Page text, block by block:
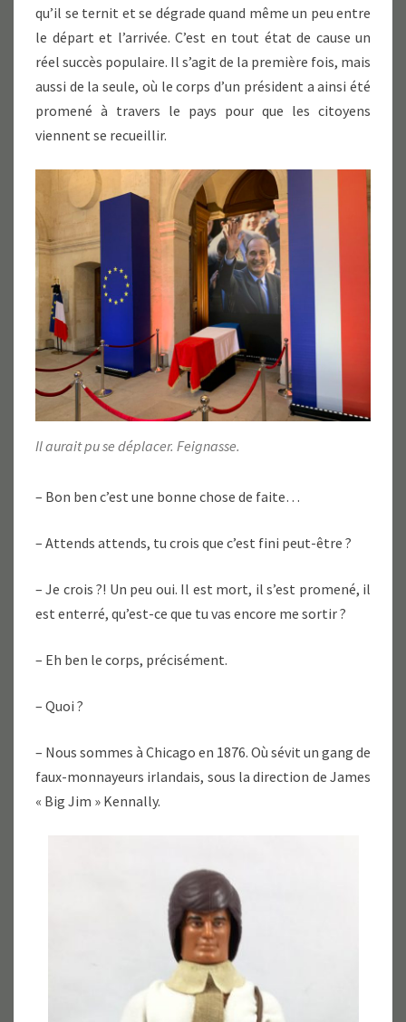
qu’il se ternit et se dégrade quand même un peu entre
le départ et l’arrivée. C’est en tout état de cause un
réel succès populaire. Il s’agit de la première fois, mais
aussi de la seule, où le corps d’un président a ainsi été
promené à travers le pays pour que les citoyens
viennent se recueillir.
Il aurait pu se déplacer. Feignasse.
– Bon ben c’est une bonne chose de faite…
– Attends attends, tu crois que c’est fini peut-être ?
– Je crois ?! Un peu oui. Il est mort, il s’est promené, il
est enterré, qu’est-ce que tu vas encore me sortir ?
– Eh ben le corps, précisément.
– Quoi ?
– Nous sommes à Chicago en 1876. Où sévit un gang de
faux-monnayeurs irlandais, sous la direction de James
« Big Jim » Kennally.